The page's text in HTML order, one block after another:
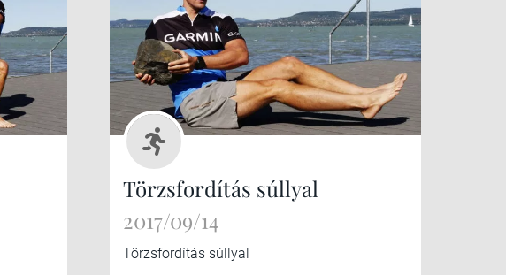
Törzsfordítás súllyal
2017/09/14
Törzsfordítás súllyal